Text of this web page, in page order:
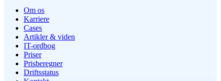
Om os
Karriere
Cases
Artikler & viden
IT-ordbog
Priser
Prisberegner
Driftsstatus